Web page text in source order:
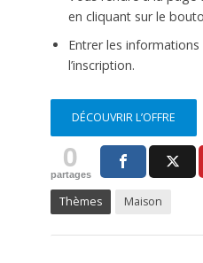
en cliquant sur le
Entrer les
l’inscription.
DÉCOUVRIR L’OFFRE
0
partages
Thèmes Maison